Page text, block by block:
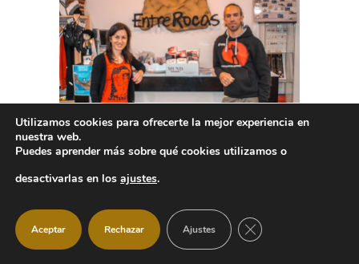
Utilizamos cookies para ofrecerte la mejor experiencia en
nuestra web.
Puedes aprender más sobre qué cookies utilizamos o
desactivarlas en los ajustes.
Aceptar Rechazar Ajustes CERRAR EL